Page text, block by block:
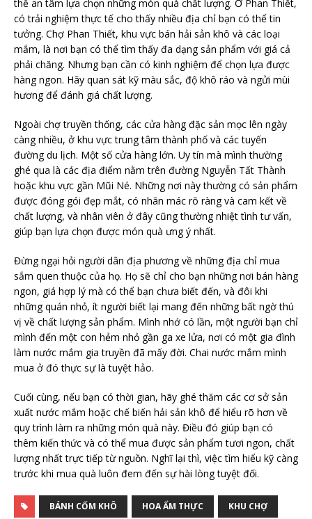
thể an tâm lựa chọn những món quà chất lượng. Ở Phan Thiết,
có trải nghiệm thực tế cho thấy nhiều địa chỉ bạn có thể tin
tưởng. Chợ Phan Thiết, khu vực bán hải sản khô và các loại
mắm, là nơi bạn có thể tìm thấy đa dạng sản phẩm với giá cả
phải chăng. Nhưng bạn cần có kinh nghiệm để chọn lựa được
hàng ngon. Hãy quan sát kỹ màu sắc, độ khô ráo và ngửi mùi
hương để đánh giá chất lượng.
Ngoài chợ truyền thống, các cửa hàng đặc sản mọc lên ngày
càng nhiều, ở khu vực trung tâm thành phố và các tuyến
đường du lịch. Một số cửa hàng lớn. Uy tín mà mình thường
ghé qua là các địa điểm nằm trên đường Nguyễn Tất Thành
hoặc khu vực gần Mũi Né. Những nơi này thường có sản phẩm
được đóng gói đẹp mắt, có nhãn mác rõ ràng và cam kết về
chất lượng, và nhân viên ở đây cũng thường nhiệt tình tư vấn,
giúp bạn lựa chọn được món quà ưng ý nhất.
Đừng ngại hỏi người dân địa phương về những địa chỉ mua
sắm quen thuộc của họ. Họ sẽ chỉ cho bạn những nơi bán hàng
ngon, giá hợp lý mà có thể bạn chưa biết đến, và đôi khi
những quán nhỏ, ít người biết lại mang đến những bất ngờ thú
vị về chất lượng sản phẩm. Mình nhớ có lần, một người bạn chỉ
mình đến một con hẻm nhỏ gần ga xe lửa, nơi có một gia đình
làm nước mắm gia truyền đã mấy đời. Chai nước mắm mình
mua ở đó thực sự là tuyệt hảo.
Cuối cùng, nếu bạn có thời gian, hãy ghé thăm các cơ sở sản
xuất nước mắm hoặc chế biến hải sản khô để hiểu rõ hơn về
quy trình làm ra những món quà này. Điều đó giúp bạn có
thêm kiến thức và có thể mua được sản phẩm tươi ngon, chất
lượng nhất trực tiếp từ nguồn. Nghĩ lại thì, việc tìm hiểu kỹ càng
trước khi mua quà luôn đem đến sự hài lòng tuyệt đối.
BÁNH CỐM KHÔ HOA ẨM THỰC KHU CHỢ